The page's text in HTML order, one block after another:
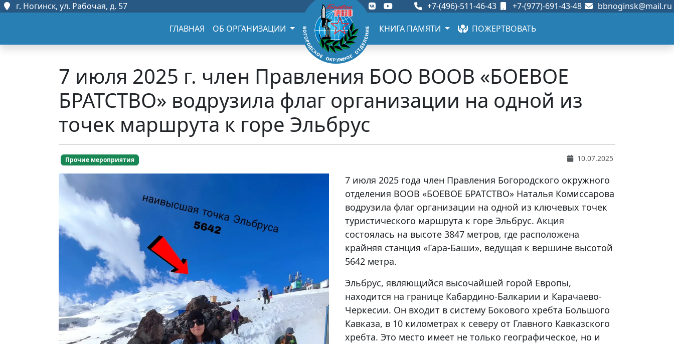
г. Ногинск, ул. Рабочая, д. 57 +7-(496)-511-46-43 +7-(977)-691-43-48 bbnoginsk@mail.ru
ГЛАВНАЯ ОБ ОРГАНИЗАЦИИ КНИГА ПАМЯТИ ПОЖЕРТВОВАТЬ
7 июля 2025 г. член Правления БОО ВООВ «БОЕВОЕ
БРАТСТВО» водрузила флаг организации на одной из
точек маршрута к горе Эльбрус
Прочие мероприятия 10.07.2025
7 июля 2025 года член Правления Богородского окружного
отделения ВООВ «БОЕВОЕ БРАТСТВО» Наталья Комиссарова
водрузила флаг организации на одной из ключевых точек
туристического маршрута к горе Эльбрус. Акция
состоялась на высоте 3847 метров, где расположена
крайняя станция «Гара-Баши», ведущая к вершине высотой
5642 метра.
Эльбрус, являющийся высочайшей горой Европы,
находится на границе Кабардино-Балкарии и Карачаево-
Черкесии. Он входит в систему Бокового хребта Большого
Кавказа, в 10 километрах к северу от Главного Кавказского
хребта. Это место имеет не только географическое, но и